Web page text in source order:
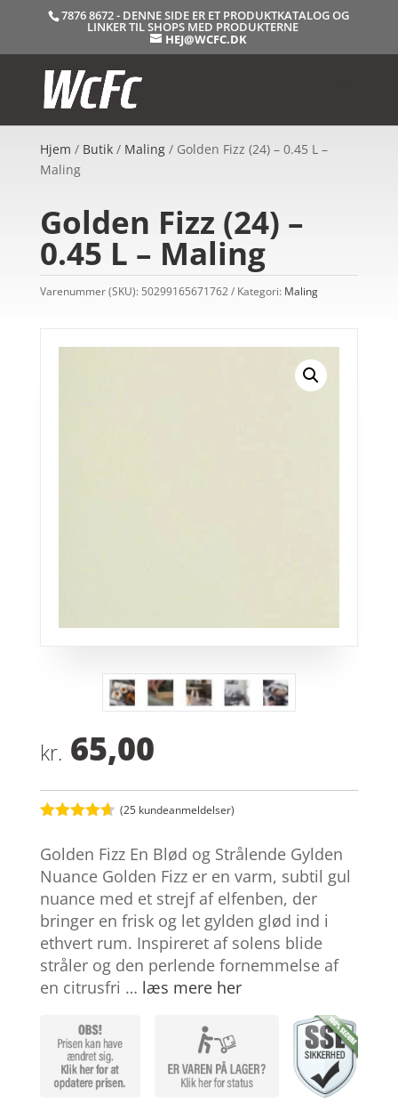
7876 8672 - DENNE SIDE ER ET PRODUKTKATALOG OG
LINKER TIL SHOPS MED PRODUKTERNE
HEJ@WCFC.DK
Hjem / Butik/ Maling/ Golden Fizz (24) – 0.45 L –
Maling
Golden Fizz (24) –
0.45 L – Maling
Varenummer (SKU): 50299165671762 Kategori: Maling
kr. 65,00
ud af 5
baseret på
kundebedø
mmelser
(25 kundeanmeldelser)
Golden Fizz En Blød og Strålende Gylden
Nuance Golden Fizz er en varm, subtil gul
nuance med et strejf af elfenben, der
bringer en frisk og let gylden glød ind i
ethvert rum. Inspireret af solens blide
stråler og den perlende fornemmelse af
en citrusfri … læs mere her